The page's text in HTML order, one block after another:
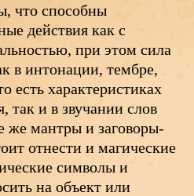
что способны
действия как с
при этом сила
в интонации, тембре,
есть характеристиках
так и в звучании слов
же мантры и заговоры-
отнести и магические
символы и
на объект или